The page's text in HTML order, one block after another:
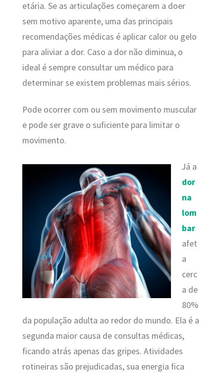
etária. Se as articulações começarem a doer
sem motivo aparente, uma das principais
recomendações médicas é aplicar calor ou gelo
para aliviar a dor. Caso a dor não diminua, o
ideal é sempre consultar um médico para
determinar se existem problemas mais sérios.
Pode ocorrer com ou sem movimento muscular
e pode ser grave o suficiente para limitar o
movimento.
Já a
dor
na
lom
bar
afet
a
cerc
a de
80%
da população adulta ao redor do mundo. Ela é a
segunda maior causa de consultas médicas,
ficando atrás apenas das gripes. Atividades
rotineiras são prejudicadas, sua energia fica